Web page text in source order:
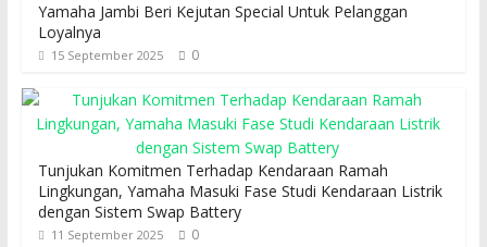
Yamaha Jambi Beri Kejutan Special Untuk Pelanggan
Loyalnya
15 September 2025 0
Tunjukan Komitmen Terhadap Kendaraan Ramah
Lingkungan, Yamaha Masuki Fase Studi Kendaraan Listrik
dengan Sistem Swap Battery
11 September 2025 0